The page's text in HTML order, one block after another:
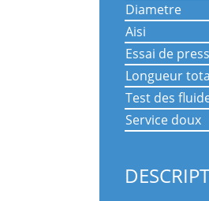
diametre
aisi
essai de
longueur
test des
service doux